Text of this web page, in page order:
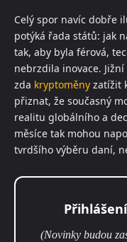
Celý spor navíc dobře
potýká řada států: jak
tak, aby byla férová,
nebrzdila inovace.
zda kryptoměny zatížit
přiznat, že současný
realitu globálního a
měsíce tak mohou
tvrdšího výběru daní,
(Novinky budou